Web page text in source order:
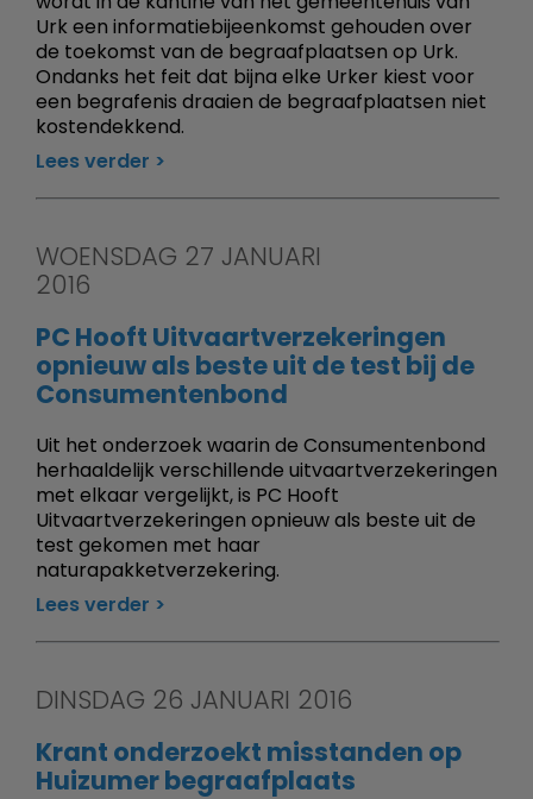
Urk een informatiebijeenkomst gehouden over
de toekomst van de begraafplaatsen op Urk.
Ondanks het feit dat bijna elke Urker kiest voor
een begrafenis draaien de begraafplaatsen niet
kostendekkend.
Lees verder
WOENSDAG 27 JANUARI
2016
PC Hooft Uitvaartverzekeringen
opnieuw als beste uit de test bij de
Consumentenbond
Uit het onderzoek waarin de Consumentenbond
herhaaldelijk verschillende uitvaartverzekeringen
met elkaar vergelijkt, is PC Hooft
Uitvaartverzekeringen opnieuw als beste uit de
test gekomen met haar
naturapakketverzekering.
Lees verder
DINSDAG 26 JANUARI 2016
Krant onderzoekt misstanden op
Huizumer begraafplaats